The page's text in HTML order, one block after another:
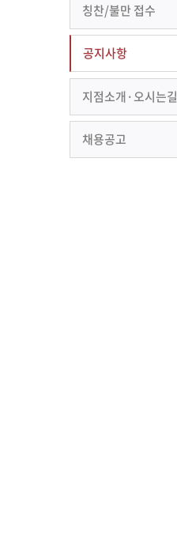
칭찬/불만 접수
공지사항
지점소개·오시는길
채용공고